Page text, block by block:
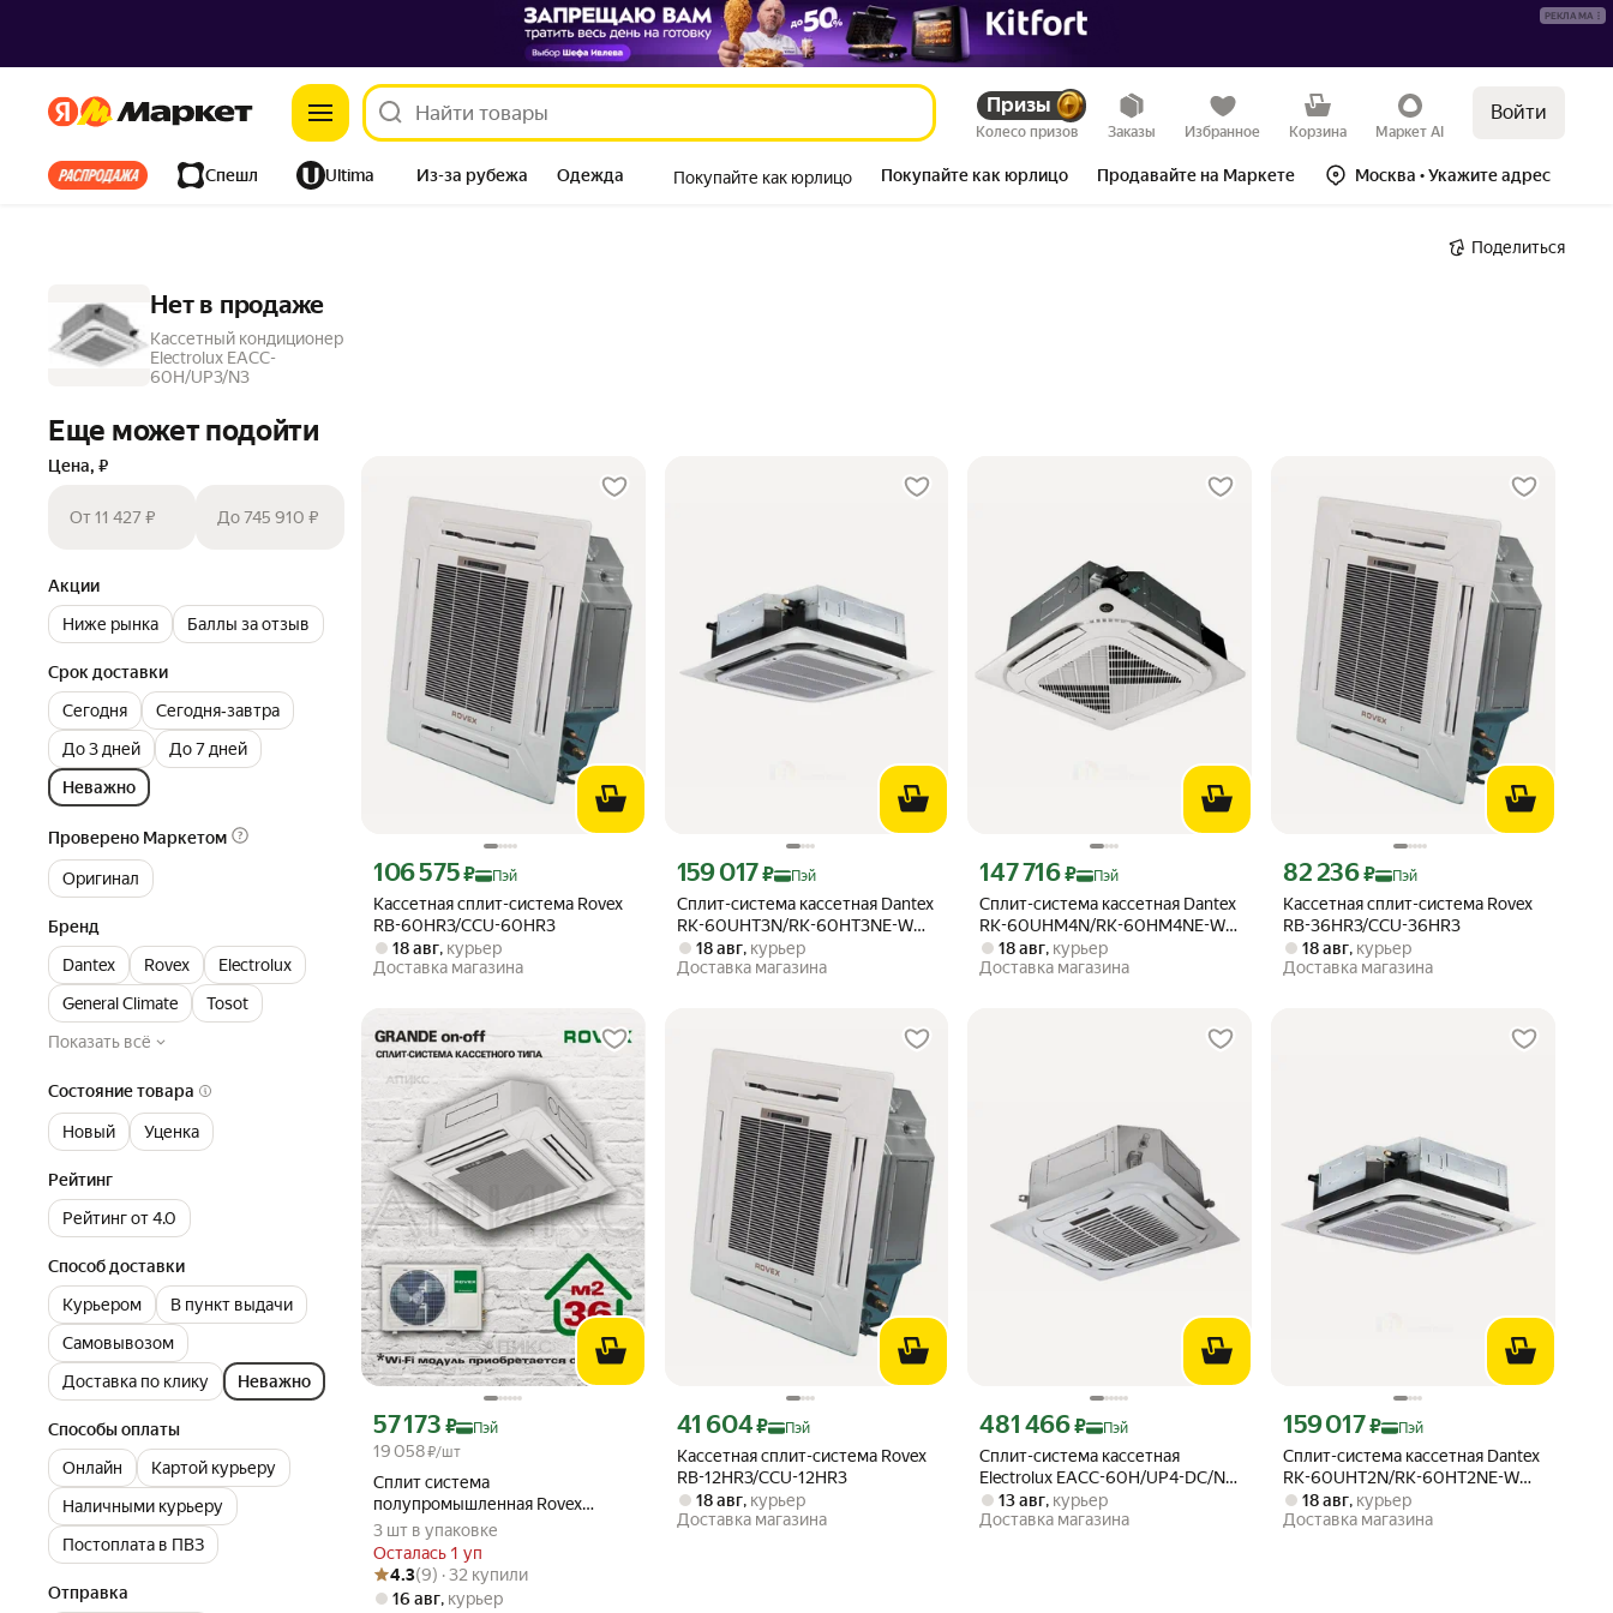
ЯндексЯндекс Призы
Колесо призов Заказы Избранное Корзина Маркет AI
Войти
Все хиты Спешл Ultima Из-за рубежа Одежда Покупайте как юрлицо Покупайте как юрлицо Продавайте на Маркете Москва • Укажите адрес
РЕКЛАМА
Поделиться
Нет в продаже
Кассетный кондиционер
Electrolux EACC-
60H/UP3/N3
Еще может подойти
Цена, ₽
От 11 427 ₽ До 745 910 ₽
Акции
Ниже рынка
Баллы за отзыв
Срок доставки
Сегодня
Сегодня‐завтра
До 3 дней
До 7 дней
Неважно
Проверено Маркетом
Оригинал
Бренд
Dantex
Rovex
Electrolux
General Climate
Tosot
Показать всё
Состояние товара
Новый Уценка
Рейтинг
Рейтинг от 4.0
Способ доставки
Курьером
В пункт выдачи
Самовывозом
Доставка по клику
Неважно
Способы оплаты
Онлайн
Картой курьеру
Наличными курьеру
Постоплата в ПВЗ
Отправка
Кассетная сплит-система Rovex
RB-60HR3/CCU-60HR3
Цена с картой Яндекс Пэй 106575 ₽ вместо
106 575₽ Пэй
18 авг, курьер
Доставка магазина
Сплит-система кассетная Dantex
RK-60UHT3N/RK-60HT3NE-W
City
Цена с картой Яндекс Пэй 159017 ₽ вместо
159 017₽ Пэй
18 авг, курьер
Доставка магазина
Сплит-система кассетная Dantex
RK-60UHM4N/RK-60HM4NE-W
Master Pro
Цена с картой Яндекс Пэй 147716 ₽ вместо
147 716₽ Пэй
18 авг, курьер
Доставка магазина
Кассетная сплит-система Rovex
RB-36HR3/CCU-36HR3
Цена с картой Яндекс Пэй 82236 ₽ вместо
82 236₽ Пэй
18 авг, курьер
Доставка магазина
Сплит система
полупромышленная Rovex
GRANDE RBC-12HR3,
кондиционер кассетного типа,
до 36 кв. м
3 шт в упаковке
Осталась 1 уп
Цена с картой Яндекс Пэй 57173 ₽ вместо
57 173 ₽ Пэй
19 058₽/шт
Рейтинг товара: 4.3 из 5
Оценок: (9) · 32 купили
4.3(9) · 32 купили
16 авг, курьер
Кассетная сплит-система Rovex
RB-12HR3/CCU-12HR3
Цена с картой Яндекс Пэй 41604 ₽ вместо
41 604₽ Пэй
18 авг, курьер
Доставка магазина
Cплит-система кассетная
Electrolux EACC-60H/UP4-DC/N8
для 160 м
Цена с картой Яндекс Пэй 481466 ₽ вместо
481 466₽ Пэй
13 авг, курьер
Доставка магазина
Сплит-система кассетная Dantex
RK-60UHT2N/RK-60HT2NE-W
City
Цена с картой Яндекс Пэй 159017 ₽ вместо
159 017₽ Пэй
18 авг, курьер
Доставка магазина